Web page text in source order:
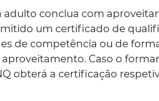
adulto conclua com
um certificado de
de competência ou de
Caso o
obterá a certificação